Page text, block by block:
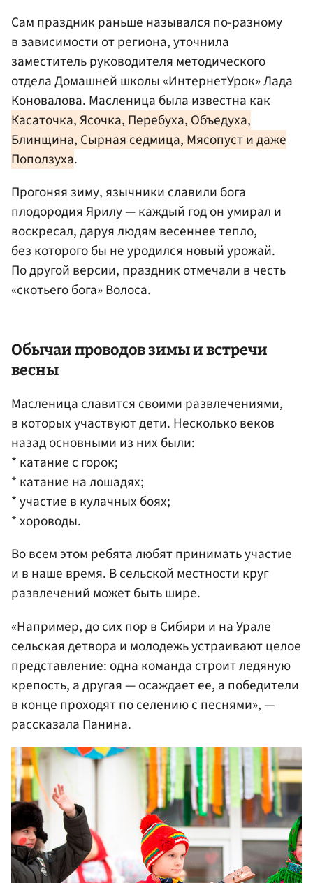
Сам праздник раньше назывался по-разному
в зависимости от региона, уточнила
заместитель руководителя методического
отдела Домашней школы «ИнтернетУрок» Лада
Коновалова. Масленица была известна как
Касаточка, Ясочка, Перебуха, Объедуха,
Блинщина, Сырная седмица, Мясопуст и даже
Поползуха.
Прогоняя зиму, язычники славили бога
плодородия Ярилу — каждый год он умирал и
воскресал, даруя людям весеннее тепло,
без которого бы не уродился новый урожай.
По другой версии, праздник отмечали в честь
«скотьего бога» Волоса.
Обычаи проводов зимы и встречи
весны
Масленица славится своими развлечениями,
в которых участвуют дети. Несколько веков
назад основными из них были:
* катание с горок;
* катание на лошадях;
* участие в кулачных боях;
* хороводы.
Во всем этом ребята любят принимать участие
и в наше время. В сельской местности круг
развлечений может быть шире.
«Например, до сих пор в Сибири и на Урале
сельская детвора и молодежь устраивают целое
представление: одна команда строит ледяную
крепость, а другая — осаждает ее, а победители
в конце проходят по селению с песнями», —
рассказала Панина.